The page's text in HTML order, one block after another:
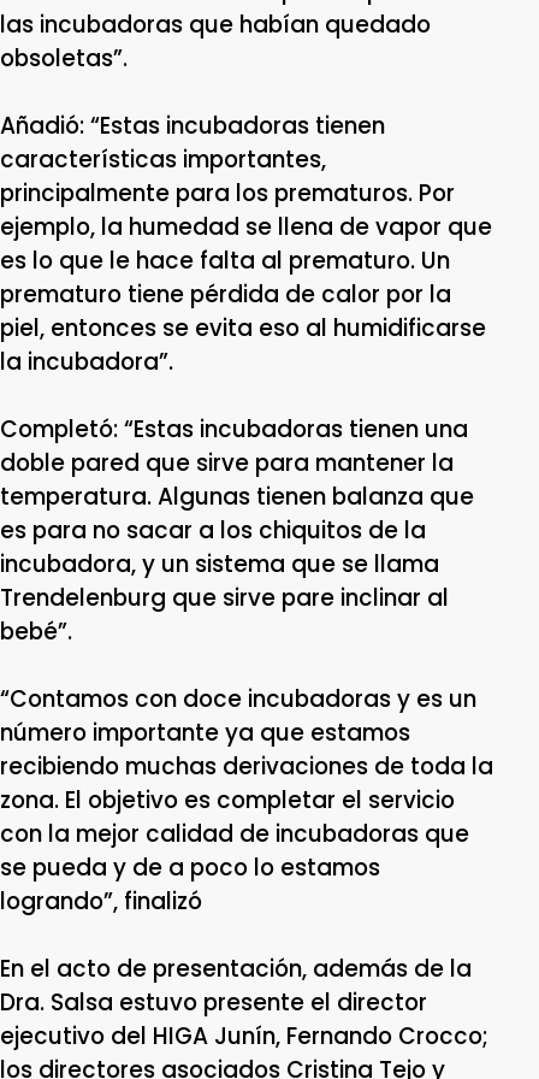
las incubadoras que habían quedado
obsoletas”.
Añadió: “Estas incubadoras tienen
características importantes,
principalmente para los prematuros. Por
ejemplo, la humedad se llena de vapor que
es lo que le hace falta al prematuro. Un
prematuro tiene pérdida de calor por la
piel, entonces se evita eso al humidificarse
la incubadora”.
Completó: “Estas incubadoras tienen una
doble pared que sirve para mantener la
temperatura. Algunas tienen balanza que
es para no sacar a los chiquitos de la
incubadora, y un sistema que se llama
Trendelenburg que sirve pare inclinar al
bebé”.
“Contamos con doce incubadoras y es un
número importante ya que estamos
recibiendo muchas derivaciones de toda la
zona. El objetivo es completar el servicio
con la mejor calidad de incubadoras que
se pueda y de a poco lo estamos
logrando”, finalizó
En el acto de presentación, además de la
Dra. Salsa estuvo presente el director
ejecutivo del HIGA Junín, Fernando Crocco;
los directores asociados Cristina Tejo y